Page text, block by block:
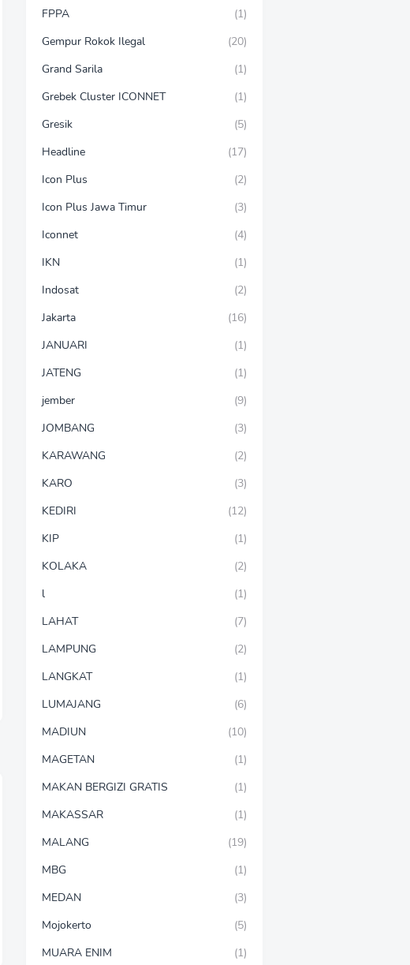
FPPA
(1)
Gempur Rokok Ilegal
(20)
Grand Sarila
(1)
Grebek Cluster ICONNET
(1)
Gresik
(5)
Headline
(17)
Icon Plus
(2)
Icon Plus Jawa Timur
(3)
Iconnet
(4)
IKN
(1)
Indosat
(2)
Jakarta
(16)
JANUARI
(1)
JATENG
(1)
jember
(9)
JOMBANG
(3)
KARAWANG
(2)
KARO
(3)
KEDIRI
(12)
KIP
(1)
KOLAKA
(2)
l
(1)
LAHAT
(7)
LAMPUNG
(2)
LANGKAT
(1)
LUMAJANG
(6)
MADIUN
(10)
MAGETAN
(1)
MAKAN BERGIZI GRATIS
(1)
MAKASSAR
(1)
MALANG
(19)
MBG
(1)
MEDAN
(3)
Mojokerto
(5)
MUARA ENIM
(1)